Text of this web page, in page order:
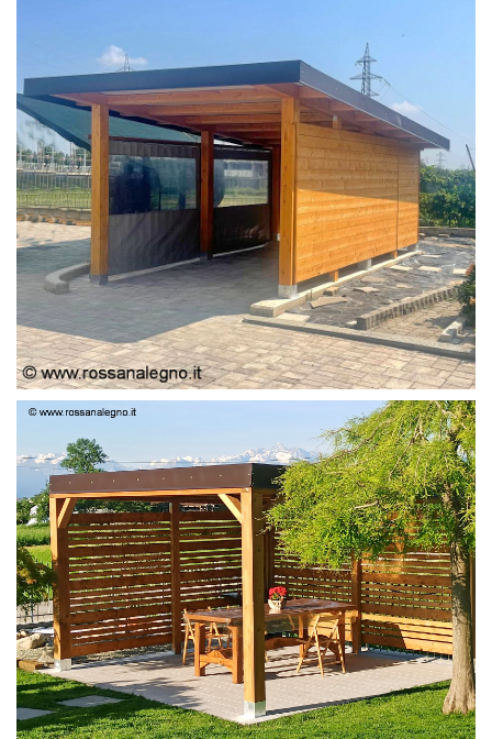
PERGOLA
PERGOLA 4X4